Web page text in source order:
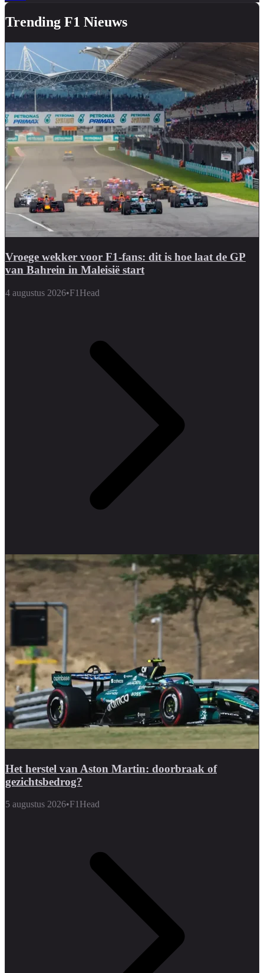
Trending F1 Nieuws
Vroege wekker voor F1-fans: dit is hoe laat de GP
van Bahrein in Maleisië start
4 augustus 2026•F1Head
Het herstel van Aston Martin: doorbraak of
gezichtsbedrog?
5 augustus 2026•F1Head